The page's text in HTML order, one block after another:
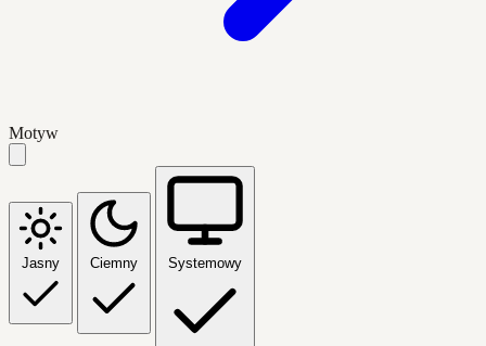
Motyw
Jasny Ciemny Systemowy